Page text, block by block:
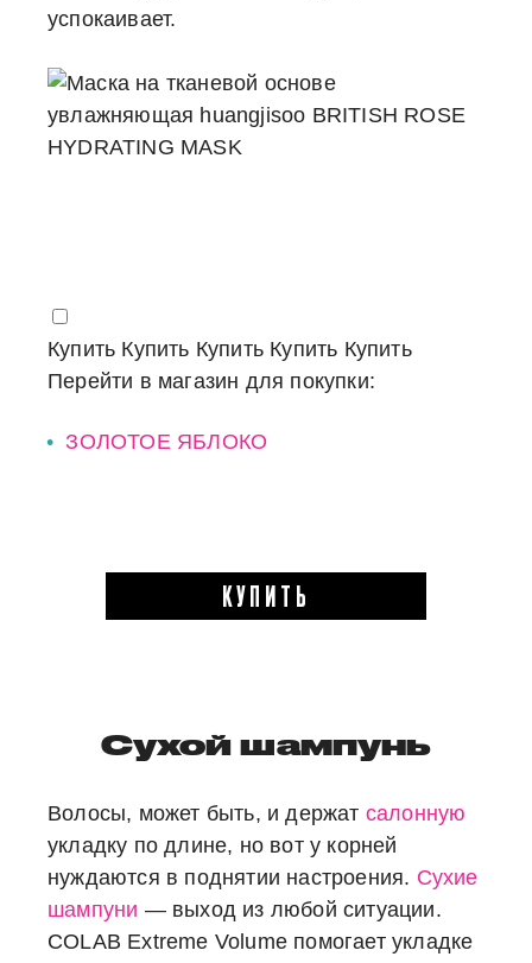
успокаивает.
Купить Купить Купить Купить Купить
Перейти в магазин для покупки:
ЗОЛОТОЕ ЯБЛОКО
КУПИТЬ
Сухой шампунь
Волосы, может быть, и держат салонную
укладку по длине, но вот у корней
нуждаются в поднятии настроения. Сухие
шампуни — выход из любой ситуации.
COLAB Extreme Volume помогает укладке